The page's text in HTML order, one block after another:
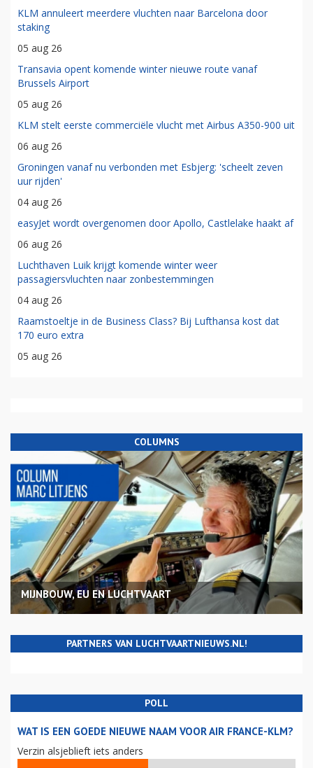
KLM annuleert meerdere vluchten naar Barcelona door
staking
05 aug 26
Transavia opent komende winter nieuwe route vanaf
Brussels Airport
05 aug 26
KLM stelt eerste commerciële vlucht met Airbus A350-900 uit
06 aug 26
Groningen vanaf nu verbonden met Esbjerg: 'scheelt zeven
uur rijden'
04 aug 26
easyJet wordt overgenomen door Apollo, Castlelake haakt af
06 aug 26
Luchthaven Luik krijgt komende winter weer
passagiersvluchten naar zonbestemmingen
04 aug 26
Raamstoeltje in de Business Class? Bij Lufthansa kost dat
170 euro extra
05 aug 26
COLUMNS
MIJNBOUW, EU EN LUCHTVAART
PARTNERS VAN LUCHTVAARTNIEUWS.NL!
POLL
WAT IS EEN GOEDE NIEUWE NAAM VOOR AIR FRANCE-KLM?
Verzin alsjeblieft iets anders